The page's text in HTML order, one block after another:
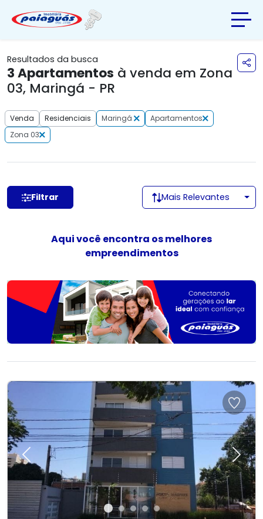
Resultados da busca
3Apartamentos à venda em Zona
03, Maringá - PR
Venda Residenciais Maringá
Apartamentos
Zona 03
Filtrar Mais Relevantes
Aqui você encontra os melhores
empreendimentos
Previous Next